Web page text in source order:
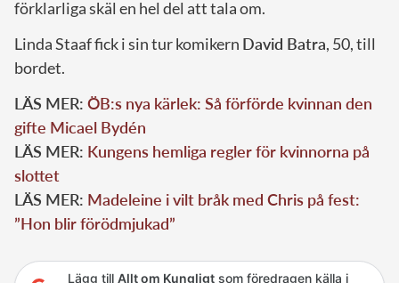
förklarliga skäl en hel del att tala om.
Linda Staaf fick i sin tur komikern David Batra, 50, till
bordet.
LÄS MER: ÖB:s nya kärlek: Så förförde kvinnan den
gifte Micael Bydén
LÄS MER: Kungens hemliga regler för kvinnorna på
slottet
LÄS MER: Madeleine i vilt bråk med Chris på fest:
”Hon blir förödmjukad”
Lägg till Allt om Kungligtsom föredragen källa i